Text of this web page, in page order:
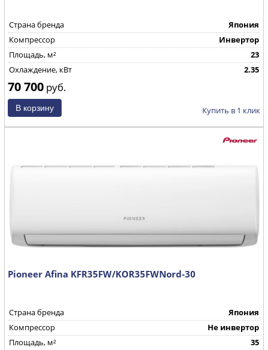
Страна бренда
Япония
Компрессор
Инвертор
Площадь, м²
23
Охлаждение, кВт
2.35
70 700 руб.
Купить в 1 клик
Pioneer Afina KFR35FW/KOR35FWNord-30
Страна бренда
Япония
Компрессор
Не инвертор
Площадь, м²
35